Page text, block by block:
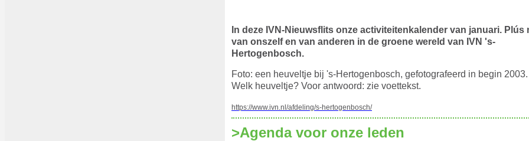
In deze IVN-Nieuwsflits onze activiteitenkalender van januari. Plús
van onszelf en van anderen in de groene wereld van IVN 's-
Hertogenbosch.
Foto: een heuveltje bij 's-Hertogenbosch, gefotografeerd in begin 2003.
Welk heuveltje? Voor antwoord: zie voettekst.
https://www.ivn.nl/afdeling/s-hertogenbosch/
>‍Agenda voor onze leden